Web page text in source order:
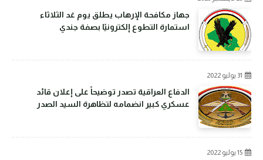
جهاز مكافحة الإرهاب يطلق يوم غد الثلاثاء
استمارة التطوع إلكترونيًا بصفة جندي
31 يوليو 2022
الدفاع العراقية تصدر توضيحاً على إعلان قائد
عسكري كبير انضمامه لتظاهرة السيد الصدر
15 يوليو 2022